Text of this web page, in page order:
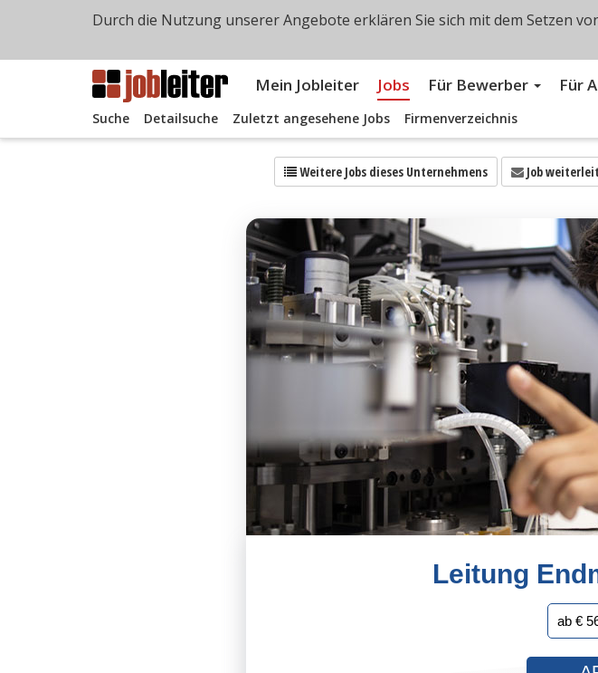
Mein Jobleiter Jobs Für Bewerber Für
Suche Detailsuche Zuletzt angesehene Jobs Firmenverzeichnis
Weitere Jobs dieses Unternehmens Job
Durch die Nutzung unserer Angebote erklären Sie sich mit dem Setzen